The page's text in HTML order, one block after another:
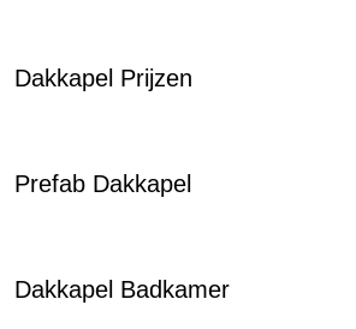
Dakkapel Prijzen
Prefab Dakkapel
Dakkapel Badkamer